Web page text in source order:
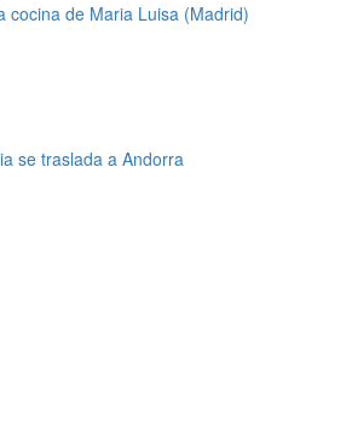
cocina de Maria Luisa (Madrid)
se traslada a Andorra